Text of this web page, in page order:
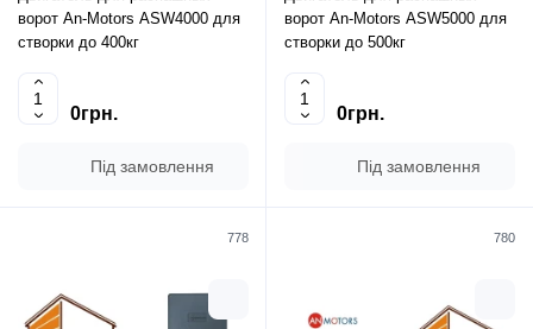
ворот An-Motors ASW4000 для
створки до 400кг
0грн.
Під замовлення
ворот An-Motors ASW5000 для
створки до 500кг
0грн.
Під замовлення
778 780